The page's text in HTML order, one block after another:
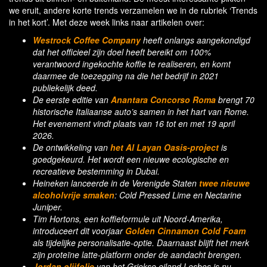
we eruit, andere korte trends verzamelen we in de rubriek ‘Trends
in het kort’. Met deze week links naar artikelen over:
Westrock Coffee Companyheeft onlangs aangekondigd
dat het officieel zijn doel heeft bereikt om 100%
verantwoord ingekochte koffie te realiseren, en komt
daarmee de toezegging na die het bedrijf in 2021
publiekelijk deed.
De eerste editie van Anantara Concorso Roma brengt 70
historische Italiaanse auto’s samen in het hart van Rome.
Het evenement vindt plaats van 16 tot en met 19 april
2026.
De ontwikkeling van het Al Layan Oasis-project is
goedgekeurd. Het wordt een nieuwe ecologische en
recreatieve bestemming in Dubai.
Heineken lanceerde in de Verenigde Staten twee nieuwe
alcoholvrije smaken: Cold Pressed Lime en Nectarine
Juniper.
Tim Hortons, een koffieformule uit Noord-Amerika,
introduceert dit voorjaar Golden Cinnamon Cold Foam
als tijdelijke personalisatie-optie. Daarnaast blijft het merk
zijn proteïne latte-platform onder de aandacht brengen.